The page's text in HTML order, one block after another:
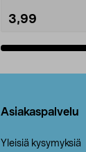
3,99
Asiakaspalvelu
Yleisiä kysymyksiä